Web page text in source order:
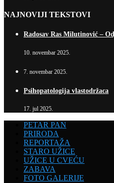
NAJNOVIJI TEKSTOVI
Radosav Ras Milutinović –
10. novembar 2025.
7. novembar 2025.
Psihopatologija vlastodržaca
17. jul 2025.
PETAR PAN
PRIRODA
REPORTAŽA
STARO UŽICE
UŽICE U CVEĆU
ZABAVA
FOTO GALERIJE